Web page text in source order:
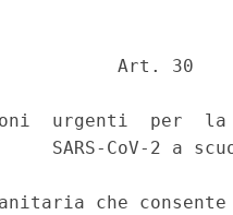
Art. 30
urgenti  per  la
SARS-CoV-2 a
che